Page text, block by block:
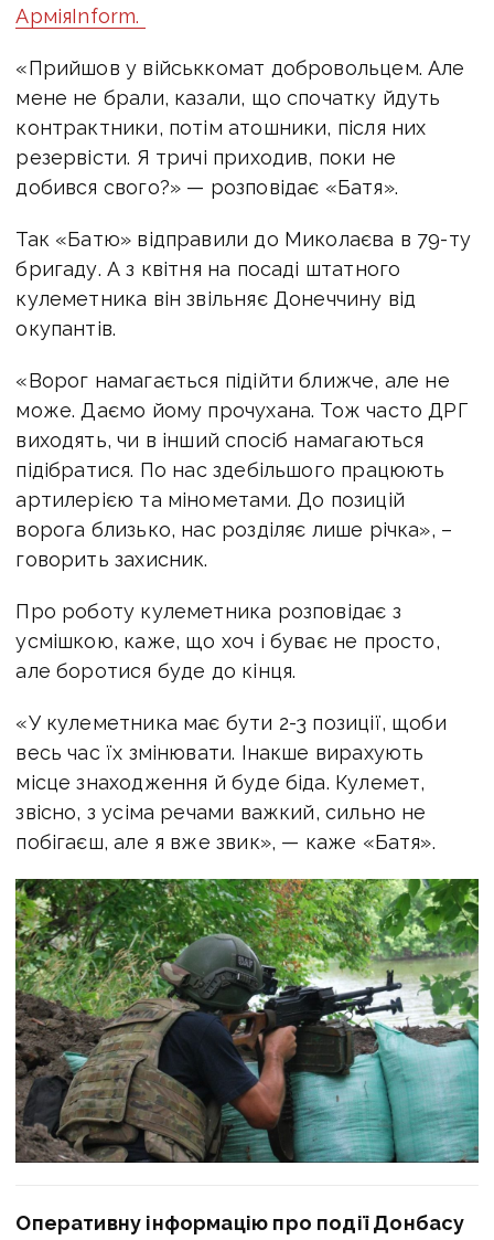
АрміяInform.
«Прийшов у військкомат добровольцем. Але
мене не брали, казали, що спочатку йдуть
контрактники, потім атошники, після них
резервісти. Я тричі приходив, поки не
добився свого?» — розповідає «Батя».
Так «Батю» відправили до Миколаєва в 79-ту
бригаду. А з квітня на посаді штатного
кулеметника він звільняє Донеччину від
окупантів.
«Ворог намагається підійти ближче, але не
може. Даємо йому прочухана. Тож часто ДРГ
виходять, чи в інший спосіб намагаються
підібратися. По нас здебільшого працюють
артилерією та мінометами. До позицій
ворога близько, нас розділяє лише річка», –
говорить захисник.
Про роботу кулеметника розповідає з
усмішкою, каже, що хоч і буває не просто,
але боротися буде до кінця.
«У кулеметника має бути 2-3 позиції, щоби
весь час їх змінювати. Інакше вирахують
місце знаходження й буде біда. Кулемет,
звісно, з усіма речами важкий, сильно не
побігаєш, але я вже звик», — каже «Батя».
Оперативну інформацію про події Донбасу